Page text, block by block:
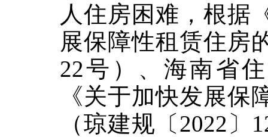
人住房困难，根据
展保障性租赁住房
22号）、海南省
《关于加快发展
（琼建规〔2022